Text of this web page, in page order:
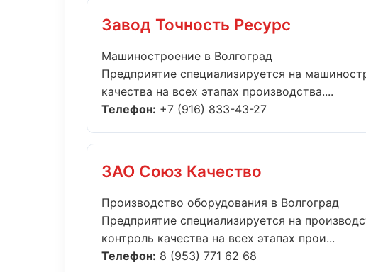
Завод Точность Ресурс
Машиностроение в Волгоград
Предприятие специализируется на
качества на всех этапах производства....
Телефон: +7 (916) 833-43-27
ЗАО Союз Качество
Производство оборудования в Волгоград
Предприятие специализируется на
контроль качества на всех этапах прои...
Телефон: 8 (953) 771 62 68